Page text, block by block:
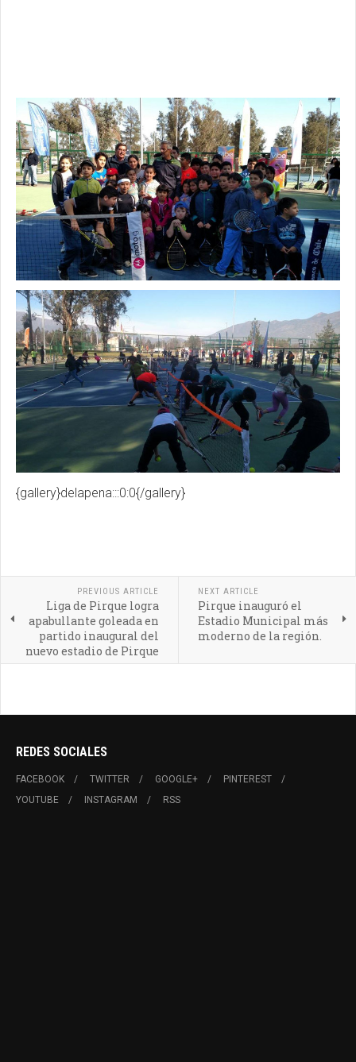
{gallery}delapena:::0:0{/gallery}
PREVIOUS ARTICLE
Liga de Pirque logra
apabullante goleada en
partido inaugural del
nuevo estadio de Pirque
NEXT ARTICLE
Pirque inauguró el
Estadio Municipal más
moderno de la región.
REDES SOCIALES
FACEBOOK TWITTER GOOGLE+
PINTEREST
YOUTUBE
INSTAGRAM RSS